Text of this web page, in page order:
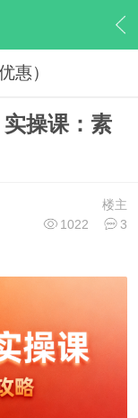
惠）
操课：素
楼主
1022
3